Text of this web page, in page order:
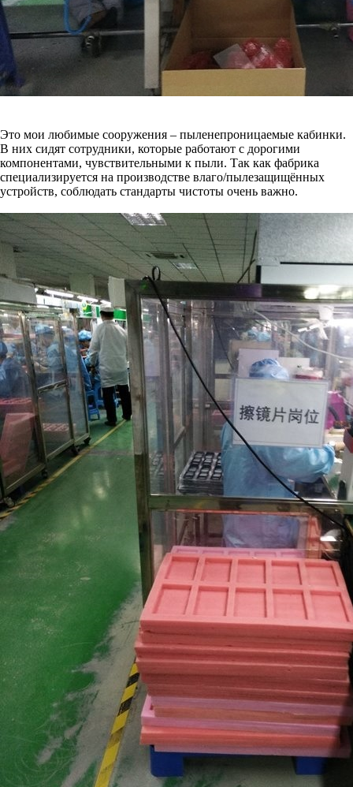
Это мои любимые сооружения – пыленепроницаемые кабинки.
В них сидят сотрудники, которые работают с дорогими
компонентами, чувствительными к пыли. Так как фабрика
специализируется на производстве влаго/пылезащищённых
устройств, соблюдать стандарты чистоты очень важно.